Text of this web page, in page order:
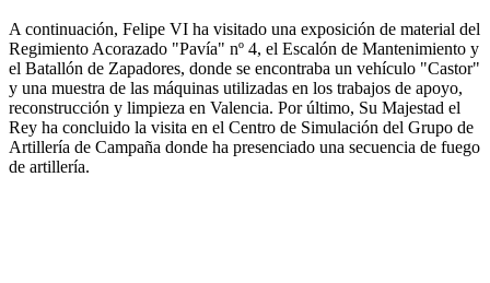
A continuación, Felipe VI ha visitado una exposición de material del
Regimiento Acorazado "Pavía" nº 4, el Escalón de Mantenimiento y
el Batallón de Zapadores, donde se encontraba un vehículo "Castor"
y una muestra de las máquinas utilizadas en los trabajos de apoyo,
reconstrucción y limpieza en Valencia. Por último, Su Majestad el
Rey ha concluido la visita en el Centro de Simulación del Grupo de
Artillería de Campaña donde ha presenciado una secuencia de fuego
de artillería.